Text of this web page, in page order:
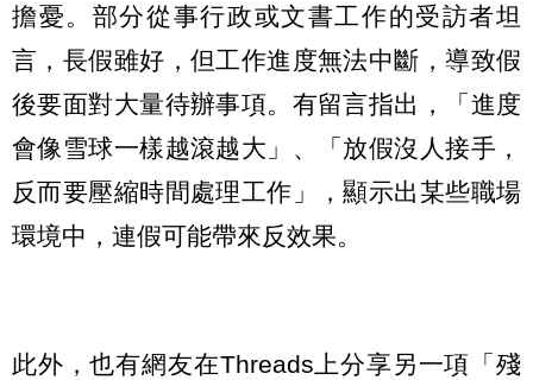
擔憂。部分從事行政或文書工作的受訪者坦
言，長假雖好，但工作進度無法中斷，導致假
後要面對大量待辦事項。有留言指出，「進度
會像雪球一樣越滾越大」、「放假沒人接手，
反而要壓縮時間處理工作」，顯示出某些職場
環境中，連假可能帶來反效果。
此外，也有網友在Threads上分享另一項「殘